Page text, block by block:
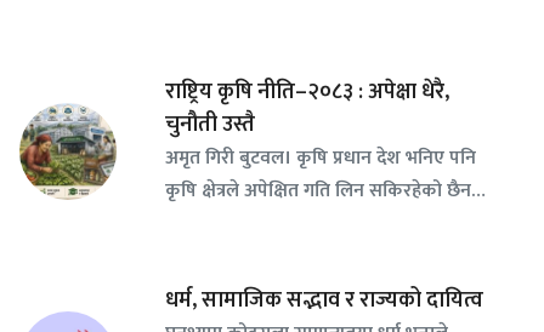
राष्ट्रिय कृषि नीति–२०८३ : अपेक्षा धेरै,
चुनौती उस्तै
अमृत गिरी बुटवल। कृषि प्रधान देश भनिए पनि
कृषि क्षेत्रले अपेक्षित गति लिन सकिरहेको छैन…
धर्म, सामाजिक सद्भाव र राज्यको दायित्व